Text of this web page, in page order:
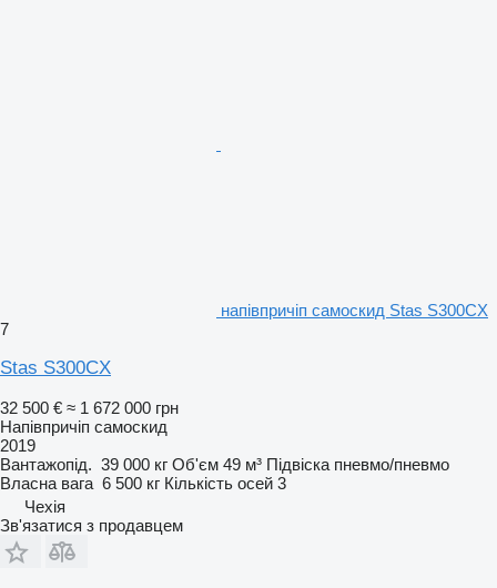
напівпричіп самоскид Stas S300CX
7
Stas S300CX
32 500 € ≈ 1 672 000 грн
Напівпричіп самоскид
2019
Вантажопід. 39 000 кг Об'єм 49 м³ Підвіска пневмо/пневмо
Власна вага 6 500 кг Кількість осей 3
Чехія
Зв'язатися з продавцем